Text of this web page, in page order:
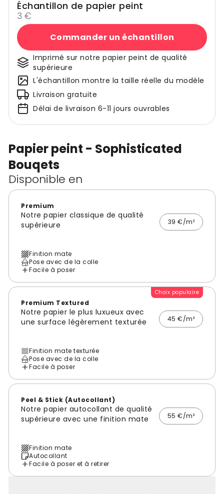
Papier peint - Sophisticated
Bouqets
Disponible en
Premium
Notre papier classique de qualité
supérieure
39 €/m²
Finition mate
Pose avec de la colle
Facile à poser
Choix populaire
Premium Textured
Notre papier le plus luxueux avec
une surface légèrement texturée
45 €/m²
Finition mate texturée
Pose avec de la colle
Facile à poser
Peel & Stick (Autocollant)
Notre papier autocollant de qualité
supérieure avec une finition mate
55 €/m²
Finition mate
Autocollant
Facile à poser et à retirer
Échantillon de papier peint
3 €
Commander un échantillon
Imprimé sur notre papier peint de qualité
supérieure
L'échantillon montre la taille réelle du modèle
Livraison gratuite
Délai de livraison 6-11 jours ouvrables